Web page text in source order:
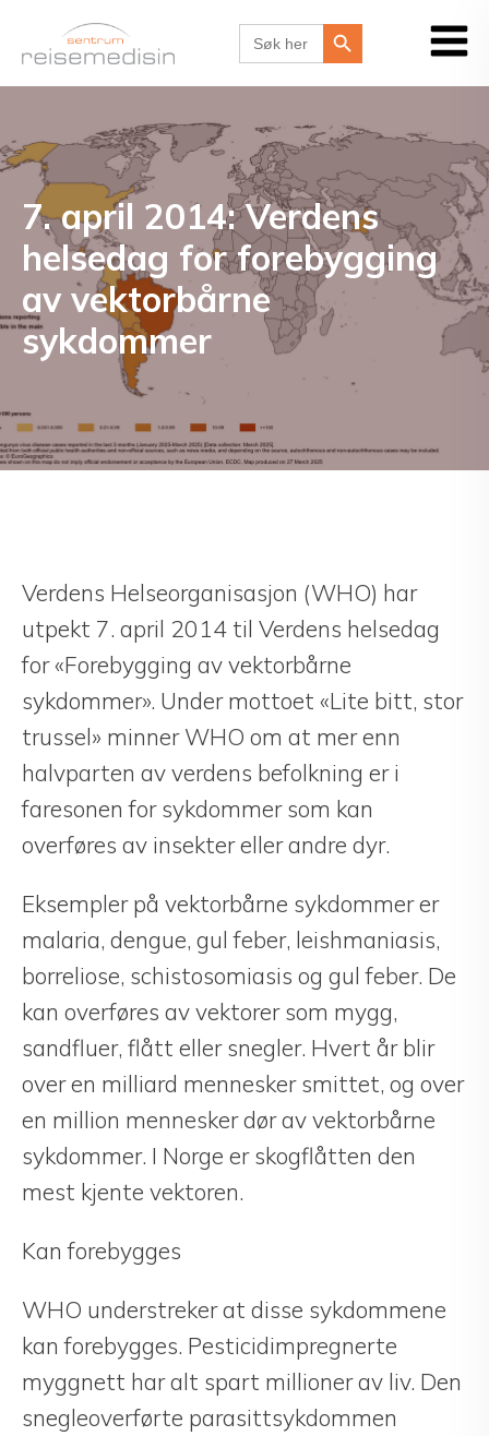
Search
for:
Search Button
7. april 2014: Verdens
helsedag for forebygging
av vektorbårne
sykdommer
Verdens Helseorganisasjon (WHO) har
utpekt 7. april 2014 til Verdens helsedag
for «Forebygging av vektorbårne
sykdommer». Under mottoet «Lite bitt, stor
trussel» minner WHO om at mer enn
halvparten av verdens befolkning er i
faresonen for sykdommer som kan
overføres av insekter eller andre dyr.
Eksempler på vektorbårne sykdommer er
malaria, dengue, gul feber, leishmaniasis,
borreliose, schistosomiasis og gul feber. De
kan overføres av vektorer som mygg,
sandfluer, flått eller snegler. Hvert år blir
over en milliard mennesker smittet, og over
en million mennesker dør av vektorbårne
sykdommer. I Norge er skogflåtten den
mest kjente vektoren.
Kan forebygges
WHO understreker at disse sykdommene
kan forebygges. Pesticidimpregnerte
myggnett har alt spart millioner av liv. Den
snegleoverførte parasittsykdommen